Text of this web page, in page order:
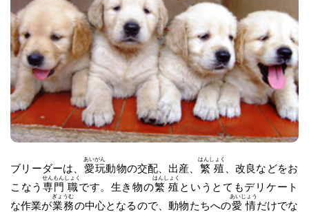
ブリーダーは、 愛玩
あいがん
動物の交配、出産、 繁殖
はんしょく
、改良などをお
こなう 専門
せんもん
職
しょく
です。生き物の繁殖
はんしょく
というとてもデリケート
な作業が業務
ぎょうむ
の中心となるので、動物たちへの愛情
あいじょう
だけでな